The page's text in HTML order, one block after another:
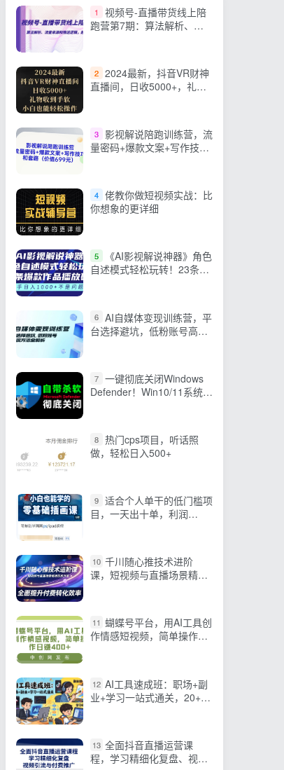
1
视频号-直播带货线上陪
跑营第7期：算法解析、流
2 2024最新，抖音VR财神
直播间，日收5000+，礼物
3
影视解说陪跑训练营，流
量密码+爆款文案+写作技巧
4 佬教你做短视频实战：比
你想象的更详细
5
《AI影视解说神器》角色
自述模式轻松玩转！23条爆
6 AI自媒体变现训练营，平
台选择避坑，低粉账号高变
7 一键彻底关闭Windows
Defender！Win10/11系统永
8 热门cps项目，听话照
做，轻松日入500+
9 适合个人单干的低门槛项
目，一天出十单，利润
10 千川随心推技术进阶
课，短视频与直播场景精准
11 蝴蝶号平台，用AI工具创
作情感短视频，简单操作日
12 AI工具速成班：职场+副
业+学习一站式通关，20+爆
13 全面抖音直播运营课
程，学习精细化复盘、视频